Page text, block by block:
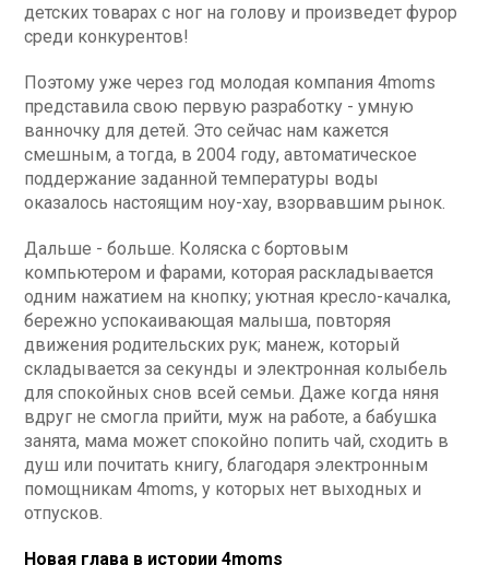
детских товарах с ног на голову и произведет фурор
среди конкурентов!
Поэтому уже через год молодая компания 4moms
представила свою первую разработку - умную
ванночку для детей. Это сейчас нам кажется
смешным, а тогда, в 2004 году, автоматическое
поддержание заданной температуры воды
оказалось настоящим ноу-хау, взорвавшим рынок.
Дальше - больше. Коляска с бортовым
компьютером и фарами, которая раскладывается
одним нажатием на кнопку; уютная кресло-качалка,
бережно успокаивающая малыша, повторяя
движения родительских рук; манеж, который
складывается за секунды и электронная колыбель
для спокойных снов всей семьи. Даже когда няня
вдруг не смогла прийти, муж на работе, а бабушка
занята, мама может спокойно попить чай, сходить в
душ или почитать книгу, благодаря электронным
помощникам 4moms, у которых нет выходных и
отпусков.
Новая глава в истории 4moms